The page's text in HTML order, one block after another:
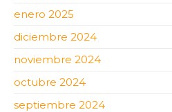
enero 2025
diciembre 2024
noviembre 2024
octubre 2024
septiembre 2024